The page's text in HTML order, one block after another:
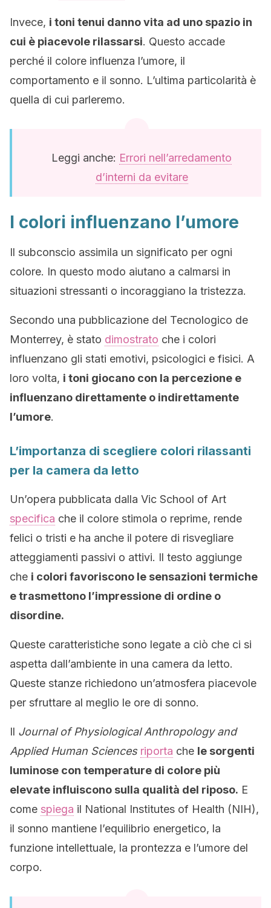
Invece, i toni tenui danno vita ad uno spazio in
cui è piacevole rilassarsi. Questo accade
perché il colore influenza l’umore, il
comportamento e il sonno. L’ultima particolarità è
quella di cui parleremo.
Leggi anche: Errori nell’arredamento
d’interni da evitare
I colori influenzano l’umore
Il subconscio assimila un significato per ogni
colore. In questo modo aiutano a calmarsi in
situazioni stressanti o incoraggiano la tristezza.
Secondo una pubblicazione del Tecnologico de
Monterrey, è stato dimostrato che i colori
influenzano gli stati emotivi, psicologici e fisici. A
loro volta, i toni giocano con la percezione e
influenzano direttamente o indirettamente
l’umore.
L’importanza di scegliere colori rilassanti
per la camera da letto
Un’opera pubblicata dalla Vic School of Art
specifica che il colore stimola o reprime, rende
felici o tristi e ha anche il potere di risvegliare
atteggiamenti passivi o attivi. Il testo aggiunge
che i colori favoriscono le sensazioni termiche
e trasmettono l’impressione di ordine o
disordine.
Queste caratteristiche sono legate a ciò che ci si
aspetta dall’ambiente in una camera da letto.
Queste stanze richiedono un’atmosfera piacevole
per sfruttare al meglio le ore di sonno.
Il Journal of Physiological Anthropology and
Applied Human Sciences riporta che le sorgenti
luminose con temperature di colore più
elevate influiscono sulla qualità del riposo. E
come spiega il National Institutes of Health (NIH),
il sonno mantiene l’equilibrio energetico, la
funzione intellettuale, la prontezza e l’umore del
corpo.